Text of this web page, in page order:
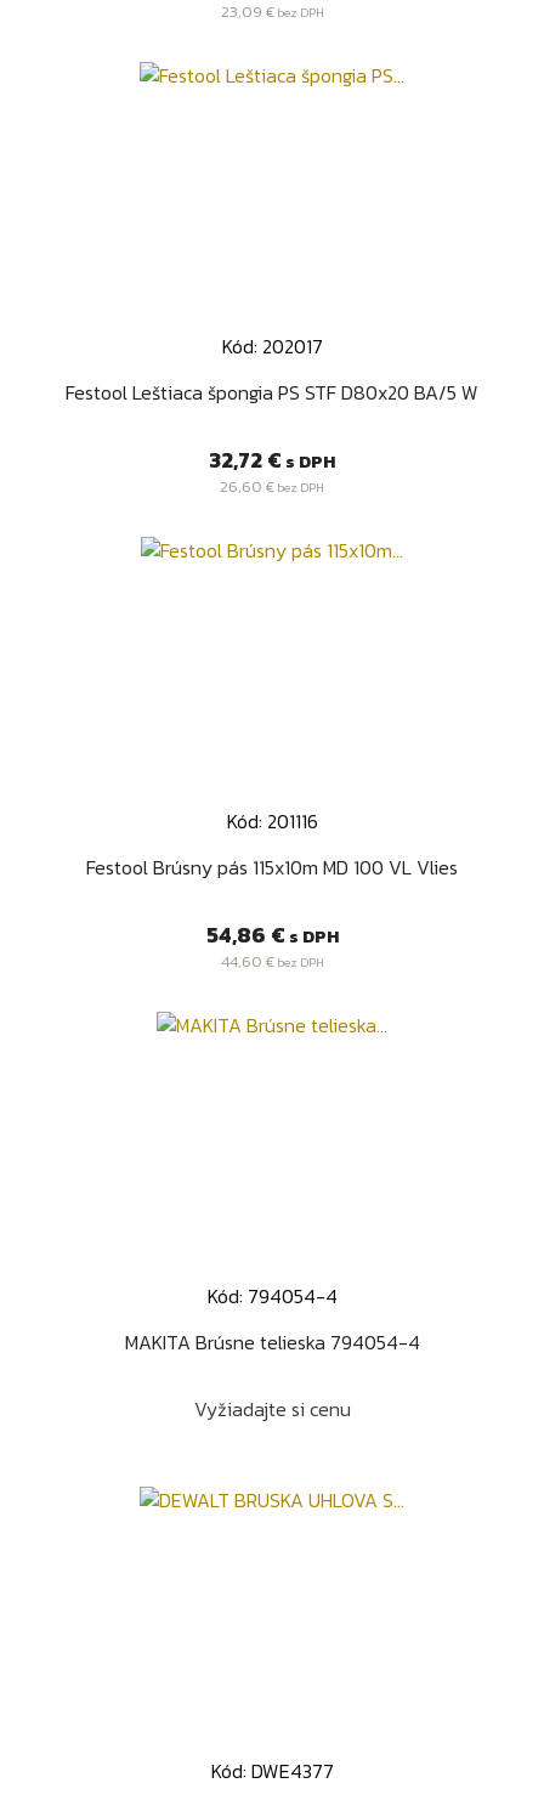
23,09 €bez DPH
Kód: 202017
Festool Leštiaca špongia PS STF D80x20 BA/5 W
Cena
32,72 € s DPH
26,60 € bez DPH
Kód: 201116
Festool Brúsny pás 115x10m MD 100 VL Vlies
Cena
54,86 € s DPH
44,60 €bez DPH
Kód: 794054-4
MAKITA Brúsne telieska 794054-4
Vyžiadajte si cenu
Kód: DWE4377